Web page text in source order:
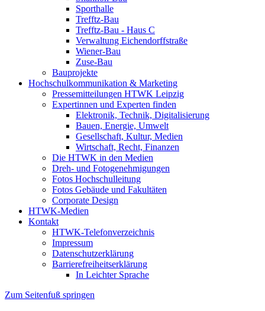
Sporthalle
Trefftz-Bau
Trefftz-Bau - Haus C
Verwaltung Eichendorffstraße
Wiener-Bau
Zuse-Bau
Bauprojekte
Hochschulkommunikation & Marketing
Pressemitteilungen HTWK Leipzig
Expertinnen und Experten finden
Elektronik, Technik, Digitalisierung
Bauen, Energie, Umwelt
Gesellschaft, Kultur, Medien
Wirtschaft, Recht, Finanzen
Die HTWK in den Medien
Dreh- und Fotogenehmigungen
Fotos Hochschulleitung
Fotos Gebäude und Fakultäten
Corporate Design
HTWK-Medien
Kontakt
HTWK-Telefonverzeichnis
Impressum
Datenschutzerklärung
Barrierefreiheitserklärung
In Leichter Sprache
Zum Seitenfuß springen